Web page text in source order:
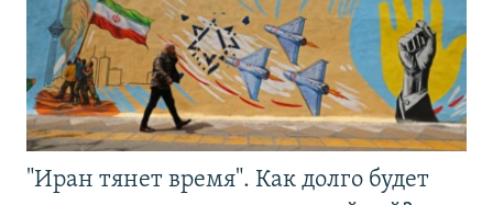
"Иран тянет время". Как долго будет